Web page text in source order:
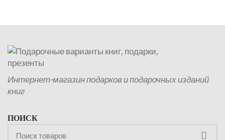
Интернет-магазин подарков и подарочных изданий
книг
ПОИСК